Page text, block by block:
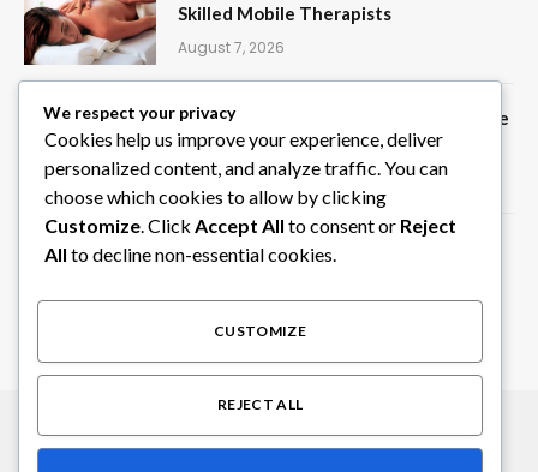
Skilled Mobile Therapists
August 7, 2026
Create Random Picks Instantly with the
Wheel of Names Tool on ClassTools24
August 6, 2026
Privater Chauffeur in Südindien für
August 6, 2026
© 2026 Alle Rechte vorbehalten.SEO Ranking Hub
We respect your privacy
Cookies help us improve your experience, deliver
personalized content, and analyze traffic. You can
choose which cookies to allow by clicking
Customize. Click Accept All to consent or Reject
All to decline non-essential cookies.
CUSTOMIZE
REJECT ALL